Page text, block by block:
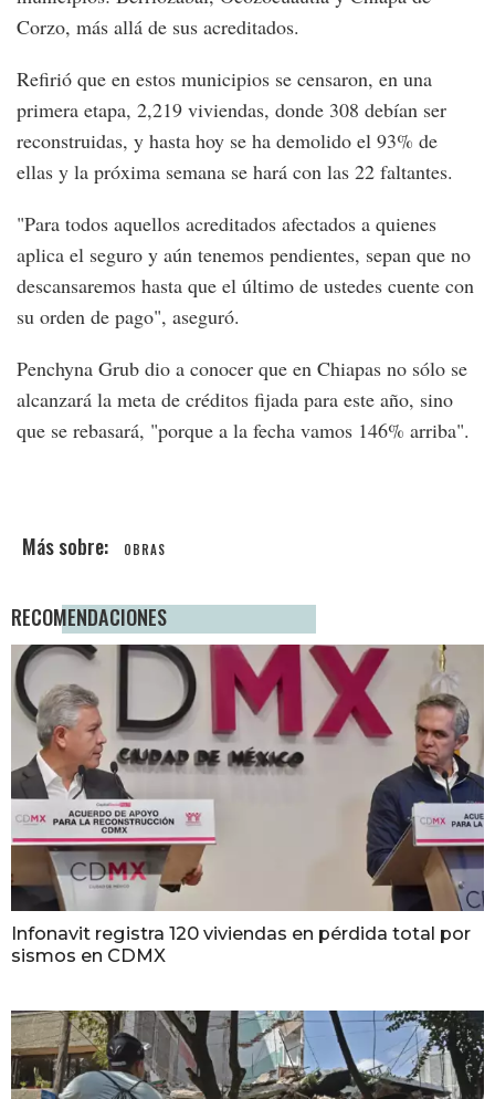
Corzo, más allá de sus acreditados.
Refirió que en estos municipios se censaron, en una
primera etapa, 2,219 viviendas, donde 308 debían ser
reconstruidas, y hasta hoy se ha demolido el 93% de
ellas y la próxima semana se hará con las 22 faltantes.
"Para todos aquellos acreditados afectados a quienes
aplica el seguro y aún tenemos pendientes, sepan que no
descansaremos hasta que el último de ustedes cuente con
su orden de pago", aseguró.
Penchyna Grub dio a conocer que en Chiapas no sólo se
alcanzará la meta de créditos fijada para este año, sino
que se rebasará, "porque a la fecha vamos 146% arriba".
OBRAS
RECOMENDACIONES
Infonavit registra 120 viviendas en pérdida total por
sismos en CDMX